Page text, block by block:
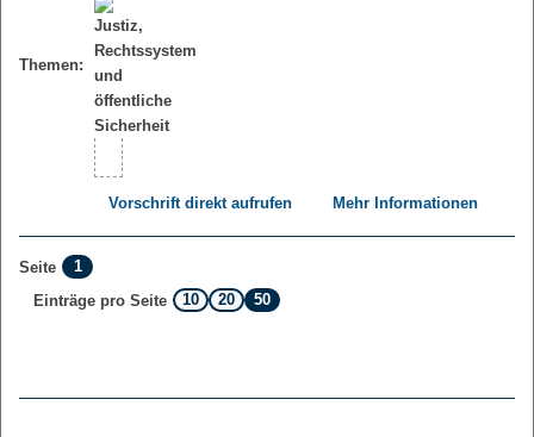
Themen:
Vorschrift direkt aufrufen Mehr Informationen
Seite
1
Einträge pro Seite
10 20 50